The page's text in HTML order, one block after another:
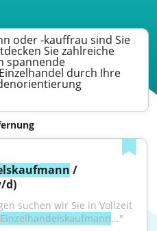
oder -kauffrau sind Sie
Sie zahlreiche
spannende
durch Ihre
/
d)
suchen wir Sie in Vollzeit
Einzelhandelskaufmann..."